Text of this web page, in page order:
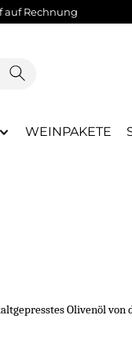
auf Rechnung
WEINPAKETE
Olivenöl